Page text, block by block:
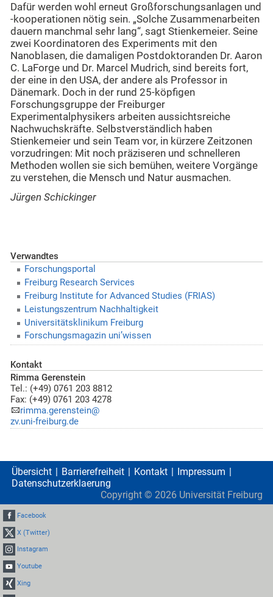
Dafür werden wohl erneut Großforschungsanlagen und
-kooperationen nötig sein. „Solche Zusammenarbeiten
dauern manchmal sehr lang“, sagt Stienkemeier. Seine
zwei Koordinatoren des Experiments mit den
Nanoblasen, die damaligen Postdoktoranden Dr. Aaron
C. LaForge und Dr. Marcel Mudrich, sind bereits fort,
der eine in den USA, der andere als Professor in
Dänemark. Doch in der rund 25-köpfigen
Forschungsgruppe der Freiburger
Experimentalphysikers arbeiten aussichtsreiche
Nachwuchskräfte. Selbstverständlich haben
Stienkemeier und sein Team vor, in kürzere Zeitzonen
vorzudringen: Mit noch präziseren und schnelleren
Methoden wollen sie sich bemühen, weitere Vorgänge
zu verstehen, die Mensch und Natur ausmachen.
Jürgen Schickinger
Verwandtes
Forschungsportal
Freiburg Research Services
Freiburg Institute for Advanced Studies (FRIAS)
Leistungszentrum Nachhaltigkeit
Universitätsklinikum Freiburg
Forschungsmagazin uni’wissen
Kontakt
Rimma Gerenstein
Tel.: (+49) 0761 203 8812
Fax: (+49) 0761 203 4278
rimma.gerenstein@
zv.uni-freiburg.de
Übersicht Barrierefreiheit Kontakt
Impressum
Datenschutzerklaerung
Copyright © 2026 Universität Freiburg
Facebook
X (Twitter)
Instagram
Youtube
Xing